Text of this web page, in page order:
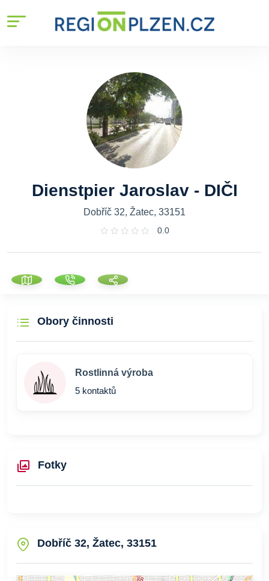
Dienstpier Jaroslav - DIČI
Dobříč 32, Žatec, 33151
0.0
Obory činnosti
Rostlinná výroba
5 kontaktů
Fotky
Dobříč 32, Žatec, 33151